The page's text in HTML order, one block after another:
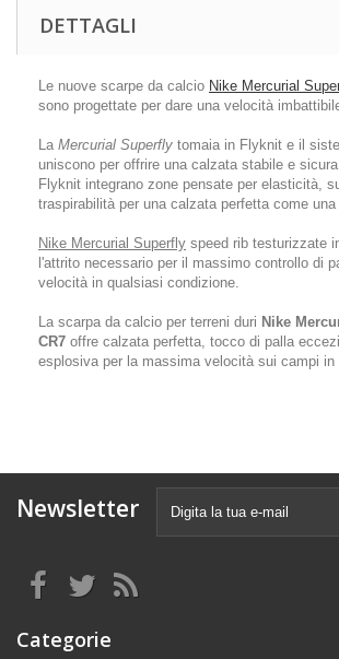
DETTAGLI
Le nuove scarpe da calcio Nike Mercurial
sono progettate per dare una velocità
La Mercurial Superfly tomaia in Flyknit e il
uniscono per offrire una calzata stabile e
Flyknit integrano zone pensate per elasticità,
traspirabilità per una calzata perfetta come
Nike Mercurial Superfly speed rib testurizzate
l'attrito necessario per il massimo controllo di
velocità in qualsiasi condizione.
La scarpa da calcio per terreni duri Nike
CR7 offre calzata perfetta, tocco di palla
esplosiva per la massima velocità sui campi in
Newsletter
Categorie